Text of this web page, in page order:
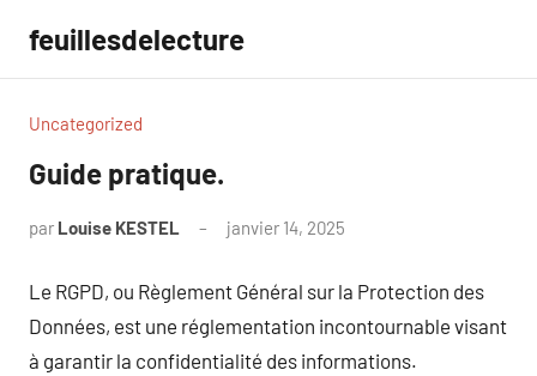
contenu
feuillesdelecture
Uncategorized
Guide pratique.
par Louise KESTEL janvier 14, 2025
Le RGPD, ou Règlement Général sur la Protection des
Données, est une réglementation incontournable visant
à garantir la confidentialité des informations.